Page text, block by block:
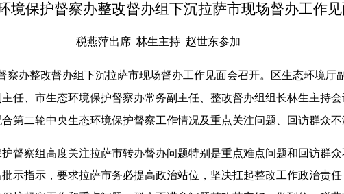
境保护督察办整改督办组下沉拉萨市现场督办工作
税燕萍出席 林生主持 赵世东参加
察办整改督办组下沉拉萨市现场督办工作见面会召开。
区生态环境厅
任、市生态环境保护督察办常务副主任、整改督办组组长林生主持会
第二轮中央生态环境保护督察工作情况及重点关注问题、回访群众不
督察组高度关注拉萨市转办督办问题特别是重点难点问题和回访群
示指示，要求拉萨市务必提高政治站位，坚决扛起整改工作政治责